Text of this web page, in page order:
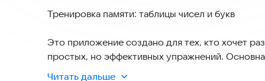
Тренировка памяти: таблицы чисел и букв
Это приложение создано для тех, кто хочет
простых, но эффективных упражнений.
давно применяются для тренировки
Читать дальше